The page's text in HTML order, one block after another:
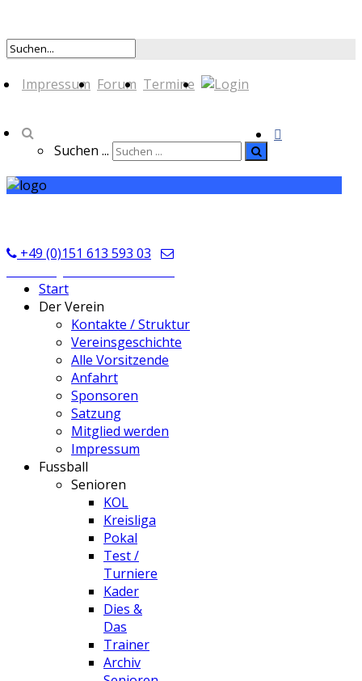
Impressum Forum Termine
Suchen ...
+49 (0)151 613 593 03
Start
Der Verein
Kontakte / Struktur
Vereinsgeschichte
Alle Vorsitzende
Anfahrt
Sponsoren
Satzung
Mitglied werden
Impressum
Fussball
Senioren
KOL
Kreisliga
Pokal
Test /
Turniere
Kader
Dies &
Das
Trainer
Archiv